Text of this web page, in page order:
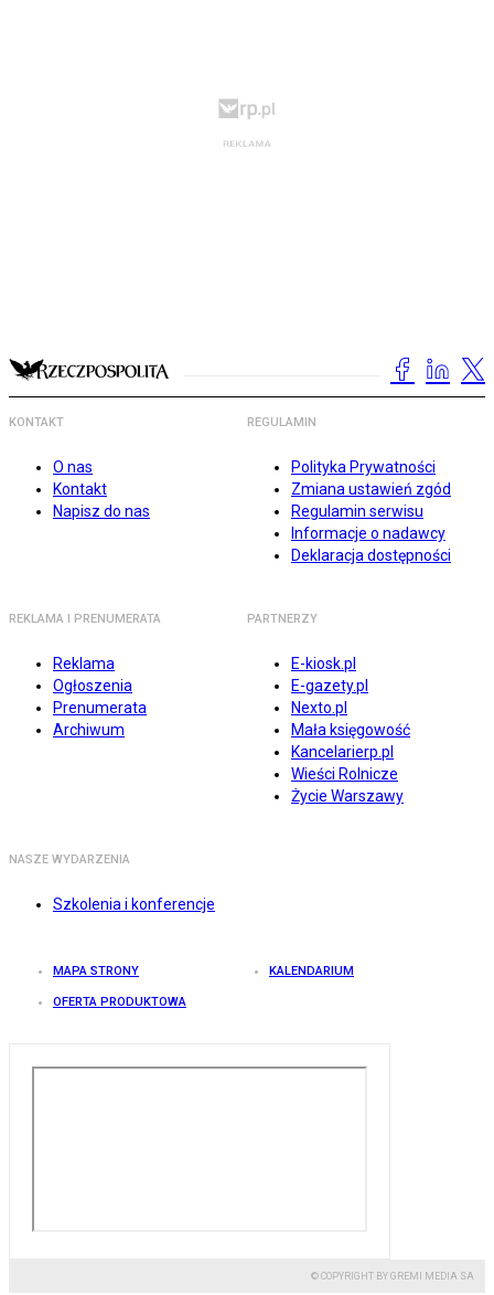
KONTAKT
O nas
Kontakt
Napisz do nas
REGULAMIN
Polityka Prywatności
Zmiana ustawień zgód
Regulamin serwisu
Informacje o nadawcy
Deklaracja dostępności
REKLAMA I PRENUMERATA
Reklama
Ogłoszenia
Prenumerata
Archiwum
PARTNERZY
E-kiosk.pl
E-gazety.pl
Nexto.pl
Mała księgowość
Kancelarierp.pl
Wieści Rolnicze
Życie Warszawy
NASZE WYDARZENIA
Szkolenia i konferencje
MAPA STRONY KALENDARIUM
OFERTA PRODUKTOWA
© COPYRIGHT BY GREMI MEDIA SA